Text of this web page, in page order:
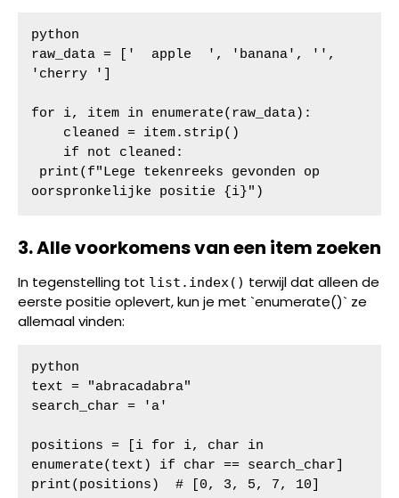
python
raw_data = ['  apple  ', 'banana', '',
'cherry ']
for i, item in enumerate(raw_data):
oorspronkelijke positie {i}")
3. Alle voorkomens van een item zoeken
In tegenstelling tot list.index() terwijl dat alleen de
eerste positie oplevert, kun je met `enumerate()` ze
allemaal vinden:
python
text = "abracadabra"
search_char = 'a'
positions = [i for i, char in
enumerate(text) if char == search_char]
print(positions)  # [0, 3, 5, 7, 10]